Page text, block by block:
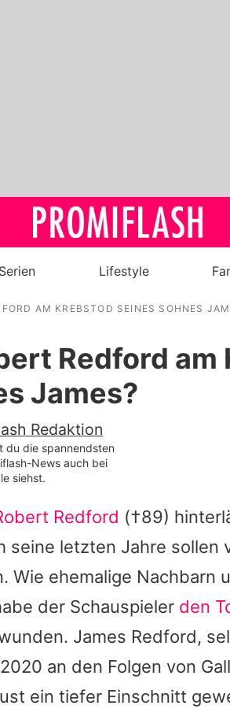
Royals
Stars
Filme & Serien
Familie & Liebe
Alle Themen auf Promiflash
App runterladen
Team
Redaktionelle Richtlinien
Impressum
Lifestyle
AM KREBSTOD SEINES SOHNES
Redford am
James?
Redaktion
du die spannendsten
News auch bei
siehst.
Redford (†89)
seine letzten Jahre sollen
Wie ehemalige Nachbarn
der Schauspieler den
James Redford,
an den Folgen von
ein tiefer Einschnitt